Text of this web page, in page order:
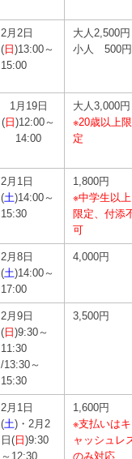
2月2日
( 日 )13:00～
15:00
大人2,500円
小人 500円
1月19日
( 日 )12:00～
14:00
大人3,000円
※20歳以上限
定
2月1日
(土)14:00～
15:30
1,800円
※中学生以上
限定、付添
可
2月8日
(土)14:00～
17:00
4,000円
2月9日
( 日 )9:30～
11:30
/13:30～
15:30
3,500円
2月1日
(土)・2月2
日( 日 )9:30
1,600円
※支払いはキ
ャッシュレ